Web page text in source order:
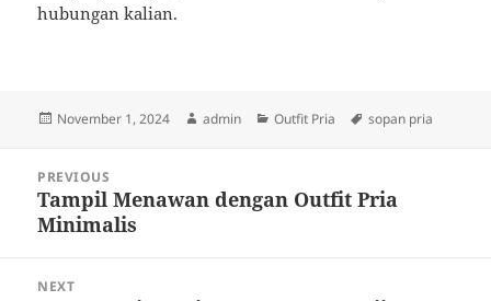
hubungan kalian.
Posted
November 1, 2024 Author
admin Categories
Outfit Pria Tags
sopan pria
navigation
PREVIOUS
Previous
post:
Tampil Menawan dengan Outfit Pria
Minimalis
NEXT